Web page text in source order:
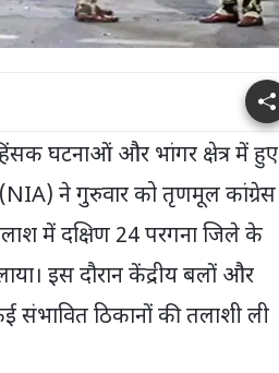
घटनाओं और भांगर क्षेत्र में हुए
(NIA) ने गुरुवार को तृणमूल कांग्रेस
में दक्षिण 24 परगना जिले के
इस दौरान केंद्रीय बलों और
ठिकानों की तलाशी ली